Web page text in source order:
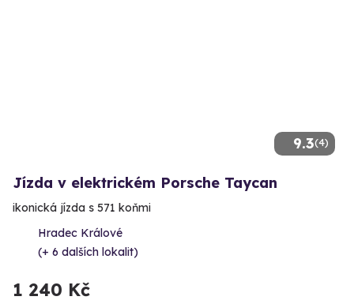
9.3(4)
Jízda v elektrickém Porsche Taycan
ikonická jízda s 571 koňmi
Hradec Králové
(+ 6 dalších lokalit)
1 240 Kč